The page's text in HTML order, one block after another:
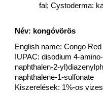
fal; Cystoderma:
Név: kongóvörös
English name: Congo Red
IUPAC: disodium 4-
naphthalen-2-
naphthalene-1-sulfonate
Kiszerelések: 1%-os